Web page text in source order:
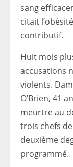
sang
citait
contributif.
Huit mois
accusations
violents.
O’Brien, 41
meurtre au
trois chefs
deuxième
programmé.